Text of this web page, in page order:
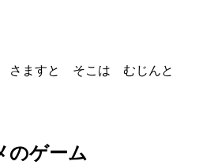
ますと そこは むじんと
のゲーム